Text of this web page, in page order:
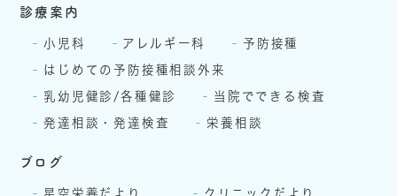
診療案内
小児科 アレルギー科 予防接種
はじめての予防接種相談外来
乳幼児健診/各種健診 当院でできる検査
発達相談・発達検査 栄養相談
ブログ